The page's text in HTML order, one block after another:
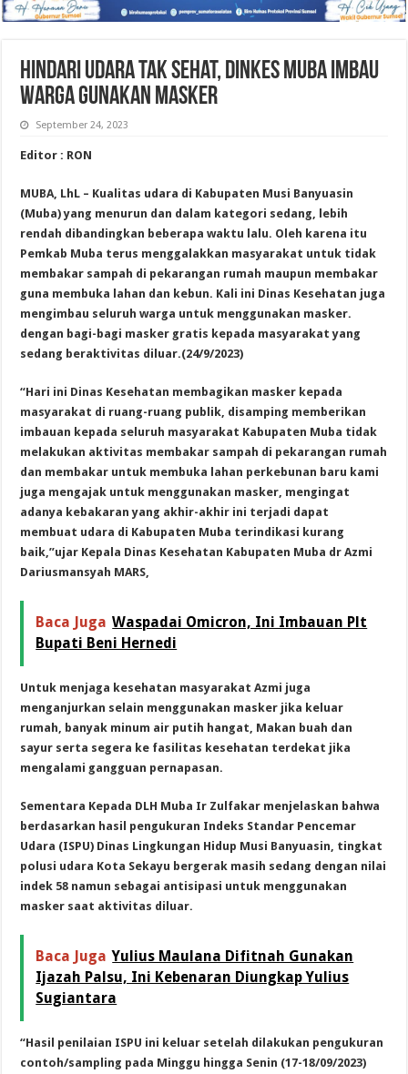
Hindari Udara Tak Sehat, Dinkes Muba Imbau
Warga Gunakan Masker
September 24, 2023
Editor : RON
MUBA, LhL – Kualitas udara di Kabupaten Musi Banyuasin
(Muba) yang menurun dan dalam kategori sedang, lebih
rendah dibandingkan beberapa waktu lalu. Oleh karena itu
Pemkab Muba terus menggalakkan masyarakat untuk tidak
membakar sampah di pekarangan rumah maupun membakar
guna membuka lahan dan kebun. Kali ini Dinas Kesehatan juga
mengimbau seluruh warga untuk menggunakan masker.
dengan bagi-bagi masker gratis kepada masyarakat yang
sedang beraktivitas diluar.(24/9/2023)
“Hari ini Dinas Kesehatan membagikan masker kepada
masyarakat di ruang-ruang publik, disamping memberikan
imbauan kepada seluruh masyarakat Kabupaten Muba tidak
melakukan aktivitas membakar sampah di pekarangan rumah
dan membakar untuk membuka lahan perkebunan baru kami
juga mengajak untuk menggunakan masker, mengingat
adanya kebakaran yang akhir-akhir ini terjadi dapat
membuat udara di Kabupaten Muba terindikasi kurang
baik,”ujar Kepala Dinas Kesehatan Kabupaten Muba dr Azmi
Dariusmansyah MARS,
Baca Juga Waspadai Omicron, Ini Imbauan Plt
Bupati Beni Hernedi
Untuk menjaga kesehatan masyarakat Azmi juga
menganjurkan selain menggunakan masker jika keluar
rumah, banyak minum air putih hangat, Makan buah dan
sayur serta segera ke fasilitas kesehatan terdekat jika
mengalami gangguan pernapasan.
Sementara Kepada DLH Muba Ir Zulfakar menjelaskan bahwa
berdasarkan hasil pengukuran Indeks Standar Pencemar
Udara (ISPU) Dinas Lingkungan Hidup Musi Banyuasin, tingkat
polusi udara Kota Sekayu bergerak masih sedang dengan nilai
indek 58 namun sebagai antisipasi untuk menggunakan
masker saat aktivitas diluar.
Baca Juga Yulius Maulana Difitnah Gunakan
Ijazah Palsu, Ini Kebenaran Diungkap Yulius
Sugiantara
“Hasil penilaian ISPU ini keluar setelah dilakukan pengukuran
contoh/sampling pada Minggu hingga Senin (17-18/09/2023)